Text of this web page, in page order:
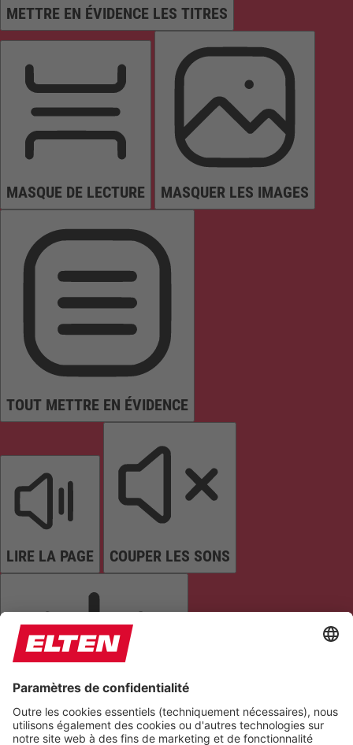
METTRE EN ÉVIDENCE LES TITRES
MASQUE DE LECTURE MASQUER LES IMAGES
TOUT METTRE EN ÉVIDENCE
LIRE LA PAGE COUPER LES SONS